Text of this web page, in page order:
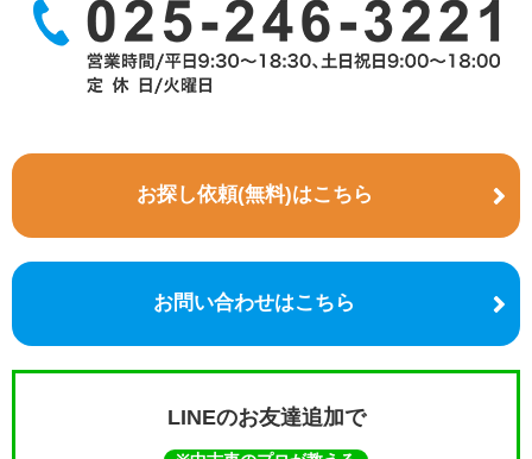
お探し依頼(無料)はこちら
お問い合わせはこちら
LINEのお友達追加で